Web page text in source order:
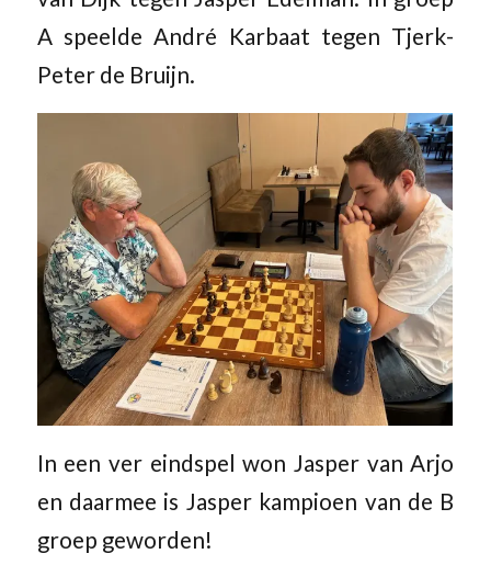
A speelde André Karbaat tegen Tjerk-
Peter de Bruijn.
In een ver eindspel won Jasper van Arjo
en daarmee is Jasper kampioen van de B
groep geworden!